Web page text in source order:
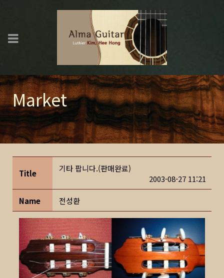
Market
Title
기타 팝니다.(판매완료)
2003-08-27 11:21
Name 전성환